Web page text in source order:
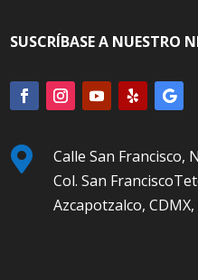
SUSCRÍBASE A NUESTRO

Calle San Francisco,
Col. San
Azcapotzalco, CDMX,